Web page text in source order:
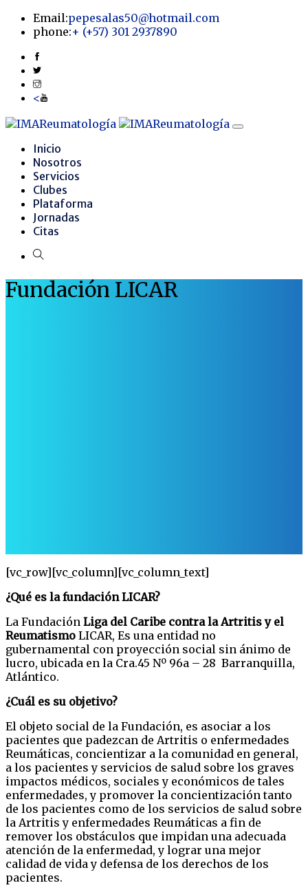
Email:pepesalas50@hotmail.com
phone:+ (+57) 301 2937890
<
Inicio
Nosotros
Servicios
Clubes
Plataforma
Jornadas
Citas
Fundación LICAR
[vc_row][vc_column][vc_column_text]
¿Qué es la fundación LICAR?
La Fundación Liga del Caribe contra la Artritis y el
Reumatismo LICAR, Es una entidad no
gubernamental con proyección social sin ánimo de
lucro, ubicada en la Cra.45 Nº 96a – 28 Barranquilla,
Atlántico.
¿Cuál es su objetivo?
El objeto social de la Fundación, es asociar a los
pacientes que padezcan de Artritis o enfermedades
Reumáticas, concientizar a la comunidad en general,
a los pacientes y servicios de salud sobre los graves
impactos médicos, sociales y económicos de tales
enfermedades, y promover la concientización tanto
de los pacientes como de los servicios de salud sobre
la Artritis y enfermedades Reumáticas a fin de
remover los obstáculos que impidan una adecuada
atención de la enfermedad, y lograr una mejor
calidad de vida y defensa de los derechos de los
pacientes.